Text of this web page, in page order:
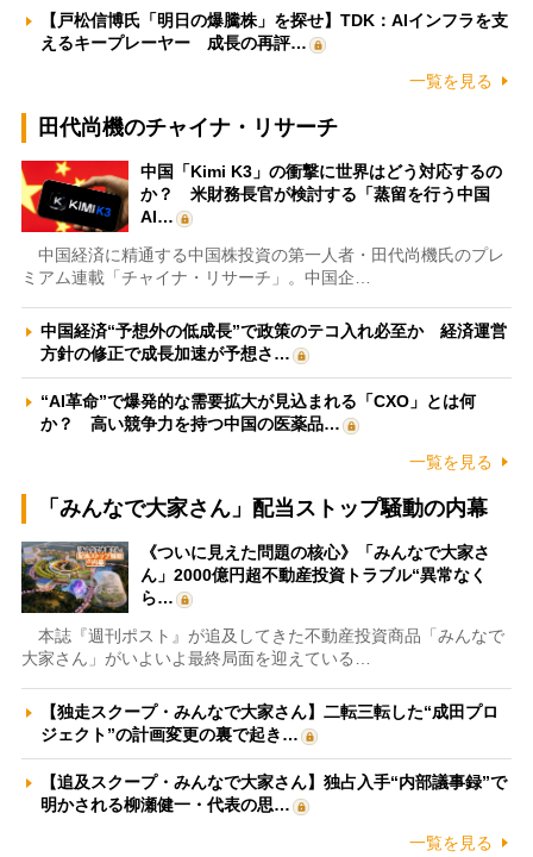
【戸松信博氏「明日の爆騰株」を探せ】TDK：AIインフラを支
えるキープレーヤー 成長の再評…
一覧を見る
田代尚機のチャイナ・リサーチ
中国「Kimi K3」の衝撃に世界はどう対応するの
か？ 米財務長官が検討する「蒸留を行う中国
AI…
中国経済に精通する中国株投資の第一人者・田代尚機氏のプレ
ミアム連載「チャイナ・リサーチ」。中国企…
中国経済“予想外の低成長”で政策のテコ入れ必至か 経済運営
方針の修正で成長加速が予想さ…
“AI革命”で爆発的な需要拡大が見込まれる「CXO」とは何
か？ 高い競争力を持つ中国の医薬品…
一覧を見る
「みんなで大家さん」配当ストップ騒動の内幕
《ついに見えた問題の核心》「みんなで大家さ
ん」2000億円超不動産投資トラブル“異常なく
ら…
本誌『週刊ポスト』が追及してきた不動産投資商品「みんなで
大家さん」がいよいよ最終局面を迎えている…
【独走スクープ・みんなで大家さん】二転三転した“成田プロ
ジェクト”の計画変更の裏で起き…
【追及スクープ・みんなで大家さん】独占入手“内部議事録”で
明かされる柳瀬健一・代表の思…
一覧を見る